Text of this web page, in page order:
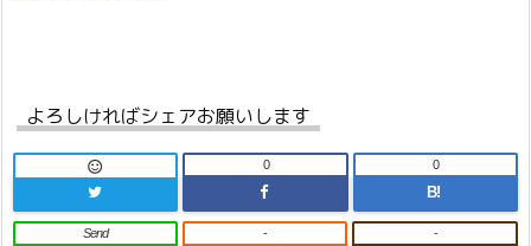
よろしければシェアお願いします
 0
B!
0
Send - -